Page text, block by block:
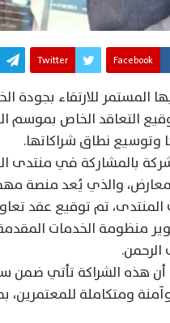
Facebook
Twitter
المستمر للارتقاء بجودة
وتوسيع نطاق شراكاتها.
بالمشاركة في منتدى
والذي يُعد منصة
المنتدى، تم توقيع عقد
منظومة الخدمات
أن هذه الشراكة تأتي ضمن
ومتكاملة للمعتمرين،